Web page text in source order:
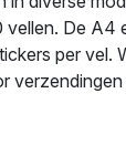
De A4
per vel.
verzendingen